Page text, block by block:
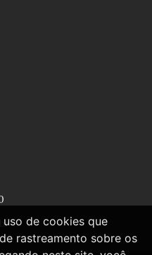
de cookies que
rastreamento sobre os